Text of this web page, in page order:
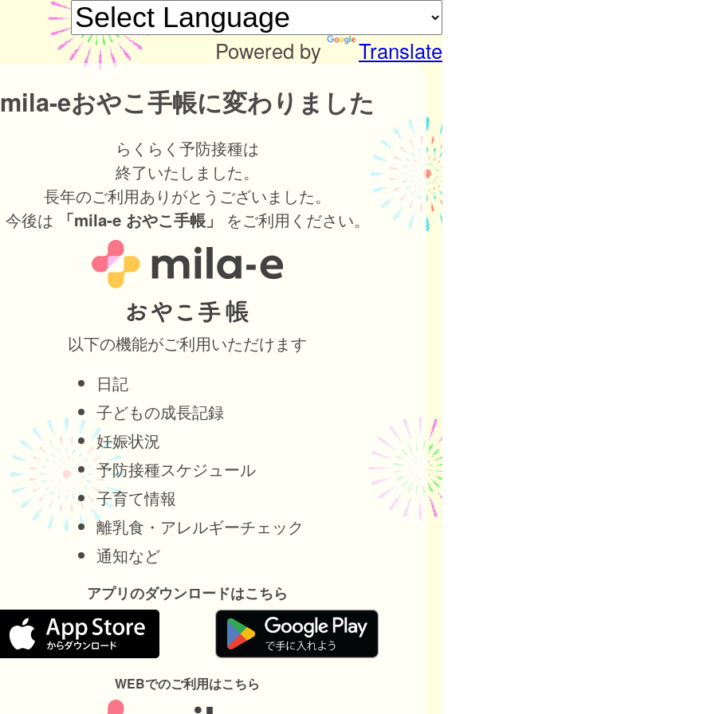
Powered by Translate
mila-eおやこ手帳に変わりました
らくらく予防接種は
終了いたしました。
長年のご利用ありがとうございました。
今後は
「mila-e おやこ手帳」 をご利用ください。
以下の機能がご利用いただけます
日記
子どもの成長記録
妊娠状況
予防接種スケジュール
子育て情報
離乳食・アレルギーチェック
通知など
アプリのダウンロードはこちら
WEBでのご利用はこちら